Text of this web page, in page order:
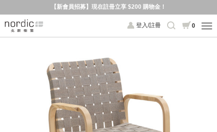
【新會員招募】現在註冊立享 $200 購物金！
登入/註冊 0